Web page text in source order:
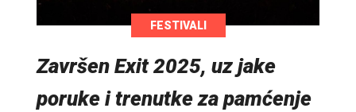
FESTIVALI
Završen Exit 2025, uz jake
poruke i trenutke za pamćenje